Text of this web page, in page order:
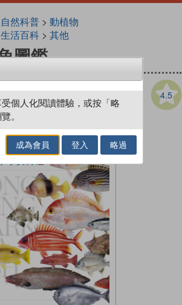
自然科普> 動植物
生活百科> 其他
圖鑑
4.5
個人化閱讀體驗，或按「略
。
成為會員 登入 略過